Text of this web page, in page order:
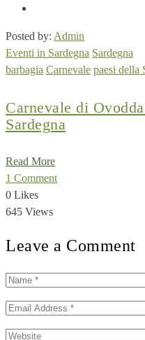
Posted by: Admin
Eventi in Sardegna Sardegna
barbagia Carnevale paesi della
Carnevale di
Sardegna
Read More
1 Comment
0 Likes
645 Views
Leave a Comment